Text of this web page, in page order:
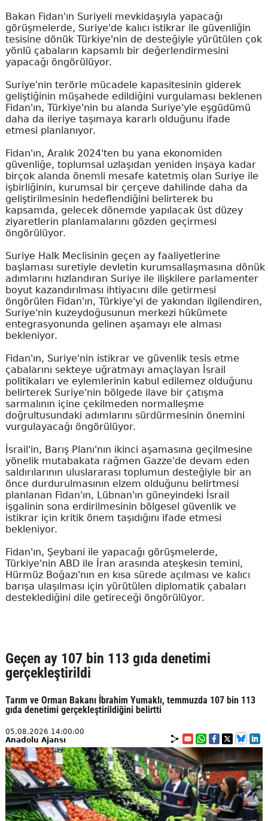
Bakan Fidan'ın Suriyeli mevkidaşıyla yapacağı
görüşmelerde, Suriye'de kalıcı istikrar ile güvenliğin
tesisine dönük Türkiye'nin de desteğiyle yürütülen çok
yönlü çabaların kapsamlı bir değerlendirmesini
yapacağı öngörülüyor.
Suriye'nin terörle mücadele kapasitesinin giderek
geliştiğinin müşahede edildiğini vurgulaması beklenen
Fidan'ın, Türkiye'nin bu alanda Suriye'yle eşgüdümü
daha da ileriye taşımaya kararlı olduğunu ifade
etmesi planlanıyor.
Fidan'ın, Aralık 2024'ten bu yana ekonomiden
güvenliğe, toplumsal uzlaşıdan yeniden inşaya kadar
birçok alanda önemli mesafe katetmiş olan Suriye ile
işbirliğinin, kurumsal bir çerçeve dahilinde daha da
geliştirilmesinin hedeflendiğini belirterek bu
kapsamda, gelecek dönemde yapılacak üst düzey
ziyaretlerin planlamalarını gözden geçirmesi
öngörülüyor.
Suriye Halk Meclisinin geçen ay faaliyetlerine
başlaması suretiyle devletin kurumsallaşmasına dönük
adımlarını hızlandıran Suriye ile ilişkilere parlamenter
boyut kazandırılması ihtiyacını dile getirmesi
öngörülen Fidan'ın, Türkiye'yi de yakından ilgilendiren,
Suriye'nin kuzeydoğusunun merkezi hükümete
entegrasyonunda gelinen aşamayı ele alması
bekleniyor.
Fidan'ın, Suriye'nin istikrar ve güvenlik tesis etme
çabalarını sekteye uğratmayı amaçlayan İsrail
politikaları ve eylemlerinin kabul edilemez olduğunu
belirterek Suriye'nin bölgede ilave bir çatışma
sarmalının içine çekilmeden normalleşme
doğrultusundaki adımlarını sürdürmesinin önemini
vurgulayacağı öngörülüyor.
İsrail'in, Barış Planı'nın ikinci aşamasına geçilmesine
yönelik mutabakata rağmen Gazze'de devam eden
saldırılarının uluslararası toplumun desteğiyle bir an
önce durdurulmasının elzem olduğunu belirtmesi
planlanan Fidan'ın, Lübnan'ın güneyindeki İsrail
işgalinin sona erdirilmesinin bölgesel güvenlik ve
istikrar için kritik önem taşıdığını ifade etmesi
bekleniyor.
Fidan'ın, Şeybani ile yapacağı görüşmelerde,
Türkiye'nin ABD ile İran arasında ateşkesin temini,
Hürmüz Boğazı'nın en kısa sürede açılması ve kalıcı
barışa ulaşılması için yürütülen diplomatik çabaları
desteklediğini dile getireceği öngörülüyor.
Geçen ay 107 bin 113 gıda denetimi
gerçekleştirildi
Tarım ve Orman Bakanı İbrahim Yumaklı, temmuzda 107 bin 113
gıda denetimi gerçekleştirildiğini belirtti
05.08.2026 14:00:00
Anadolu Ajansı